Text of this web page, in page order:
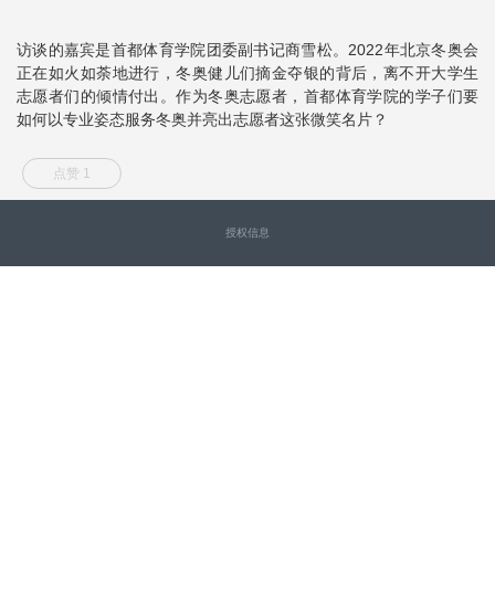
访谈的嘉宾是首都体育学院团委副书记商雪松。2022年北京冬奥会
正在如火如荼地进行，冬奥健儿们摘金夺银的背后，离不开大学生
志愿者们的倾情付出。作为冬奥志愿者，首都体育学院的学子们要
如何以专业姿态服务冬奥并亮出志愿者这张微笑名片？
点赞 1
授权信息